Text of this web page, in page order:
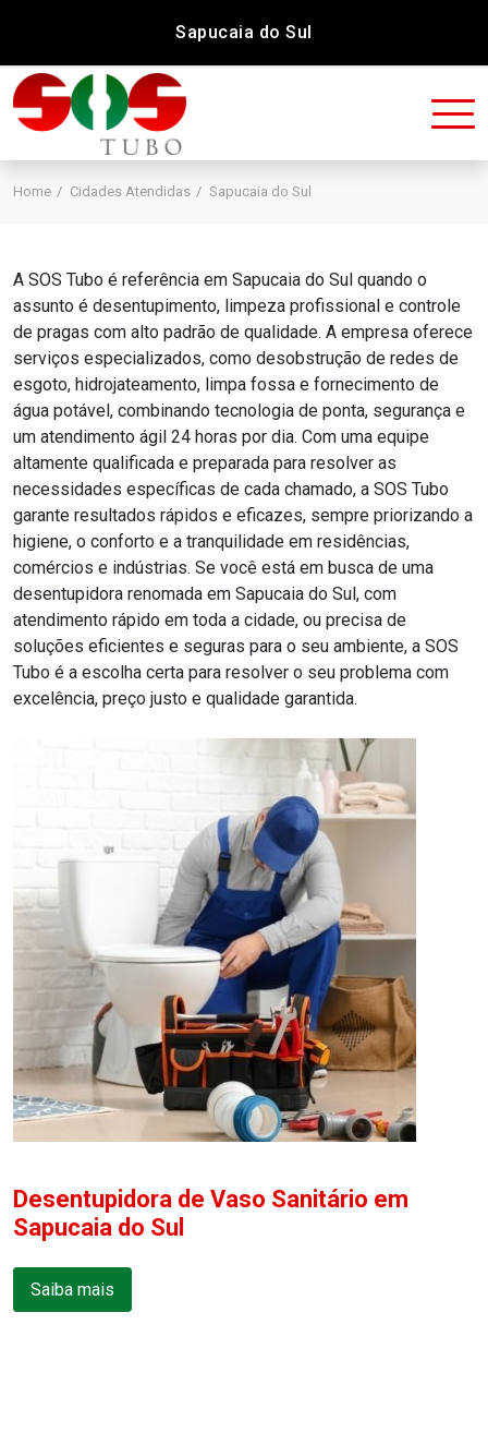
Sapucaia do Sul
Home Cidades Atendidas Sapucaia do Sul
A SOS Tubo é referência em Sapucaia do Sul quando o
assunto é desentupimento, limpeza profissional e controle
de pragas com alto padrão de qualidade. A empresa oferece
serviços especializados, como desobstrução de redes de
esgoto, hidrojateamento, limpa fossa e fornecimento de
água potável, combinando tecnologia de ponta, segurança e
um atendimento ágil 24 horas por dia. Com uma equipe
altamente qualificada e preparada para resolver as
necessidades específicas de cada chamado, a SOS Tubo
garante resultados rápidos e eficazes, sempre priorizando a
higiene, o conforto e a tranquilidade em residências,
comércios e indústrias. Se você está em busca de uma
desentupidora renomada em Sapucaia do Sul, com
atendimento rápido em toda a cidade, ou precisa de
soluções eficientes e seguras para o seu ambiente, a SOS
Tubo é a escolha certa para resolver o seu problema com
excelência, preço justo e qualidade garantida.
Desentupidora de Vaso Sanitário em
Sapucaia do Sul
Saiba mais